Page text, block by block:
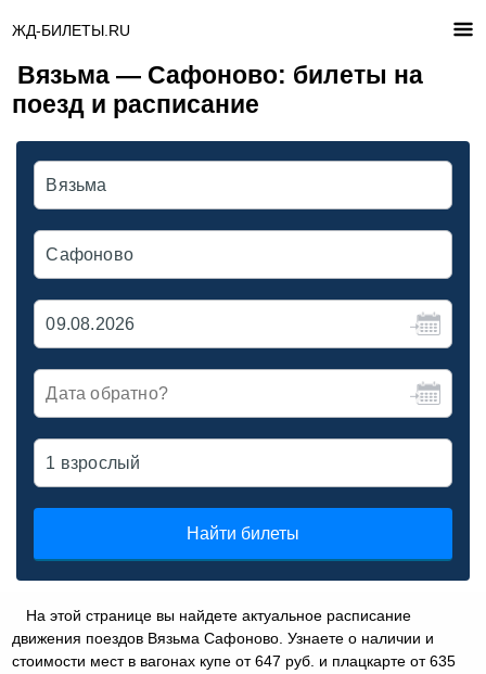
ЖД-БИЛЕТЫ.RU
Вязьма — Сафоново: билеты на
поезд и расписание
Найти билеты
На этой странице вы найдете актуальное расписание
движения поездов Вязьма Сафоново. Узнаете о наличии и
стоимости мест в вагонах купе от 647 руб. и плацкарте от 635